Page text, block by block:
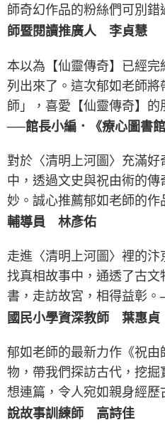
師奇幻作品的粉絲們可別錯
師暨閱讀推廣人 李貞慧
本以為【仙靈傳奇】已經
列出來了。這次郁如老師將
師」，喜愛【仙靈傳奇】的
──館長小編．《療心圖書
對於〈清明上河圖〉充滿
中，透過文史與祝由術的
妙。誠心推薦郁如老師的作
輔導員 林彥佑
走進〈清明上河圖〉裡的
找真相故事中，通透了古
書，走訪故宮，相得益彰。
國民小學資深教師 葉惠貞
郁如老師的最新力作《祝
物，帶我們探訪古代，挖
想連篇，令人宛如親身經歷
說故事訓練師 高詩佳